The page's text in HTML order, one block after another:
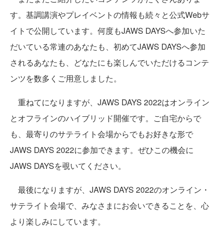
す。基調講演やプレイベントの情報も続々と公式Webサ
イトで公開しています。何度もJAWS DAYSへ参加いた
だいている常連のあなたも、初めてJAWS DAYSへ参加
されるあなたも、どなたにも楽しんでいただけるコンテ
ンツを数多くご用意しました。
重ねてになりますが、JAWS DAYS 2022はオンライン
とオフラインのハイブリッド開催です。ご自宅からで
も、最寄りのサテライト会場からでもお好きな形で
JAWS DAYS 2022に参加できます。ぜひこの機会に
JAWS DAYSを覗いてください。
最後になりますが、JAWS DAYS 2022のオンライン・
サテライト会場で、みなさまにお会いできることを、心
より楽しみにしています。